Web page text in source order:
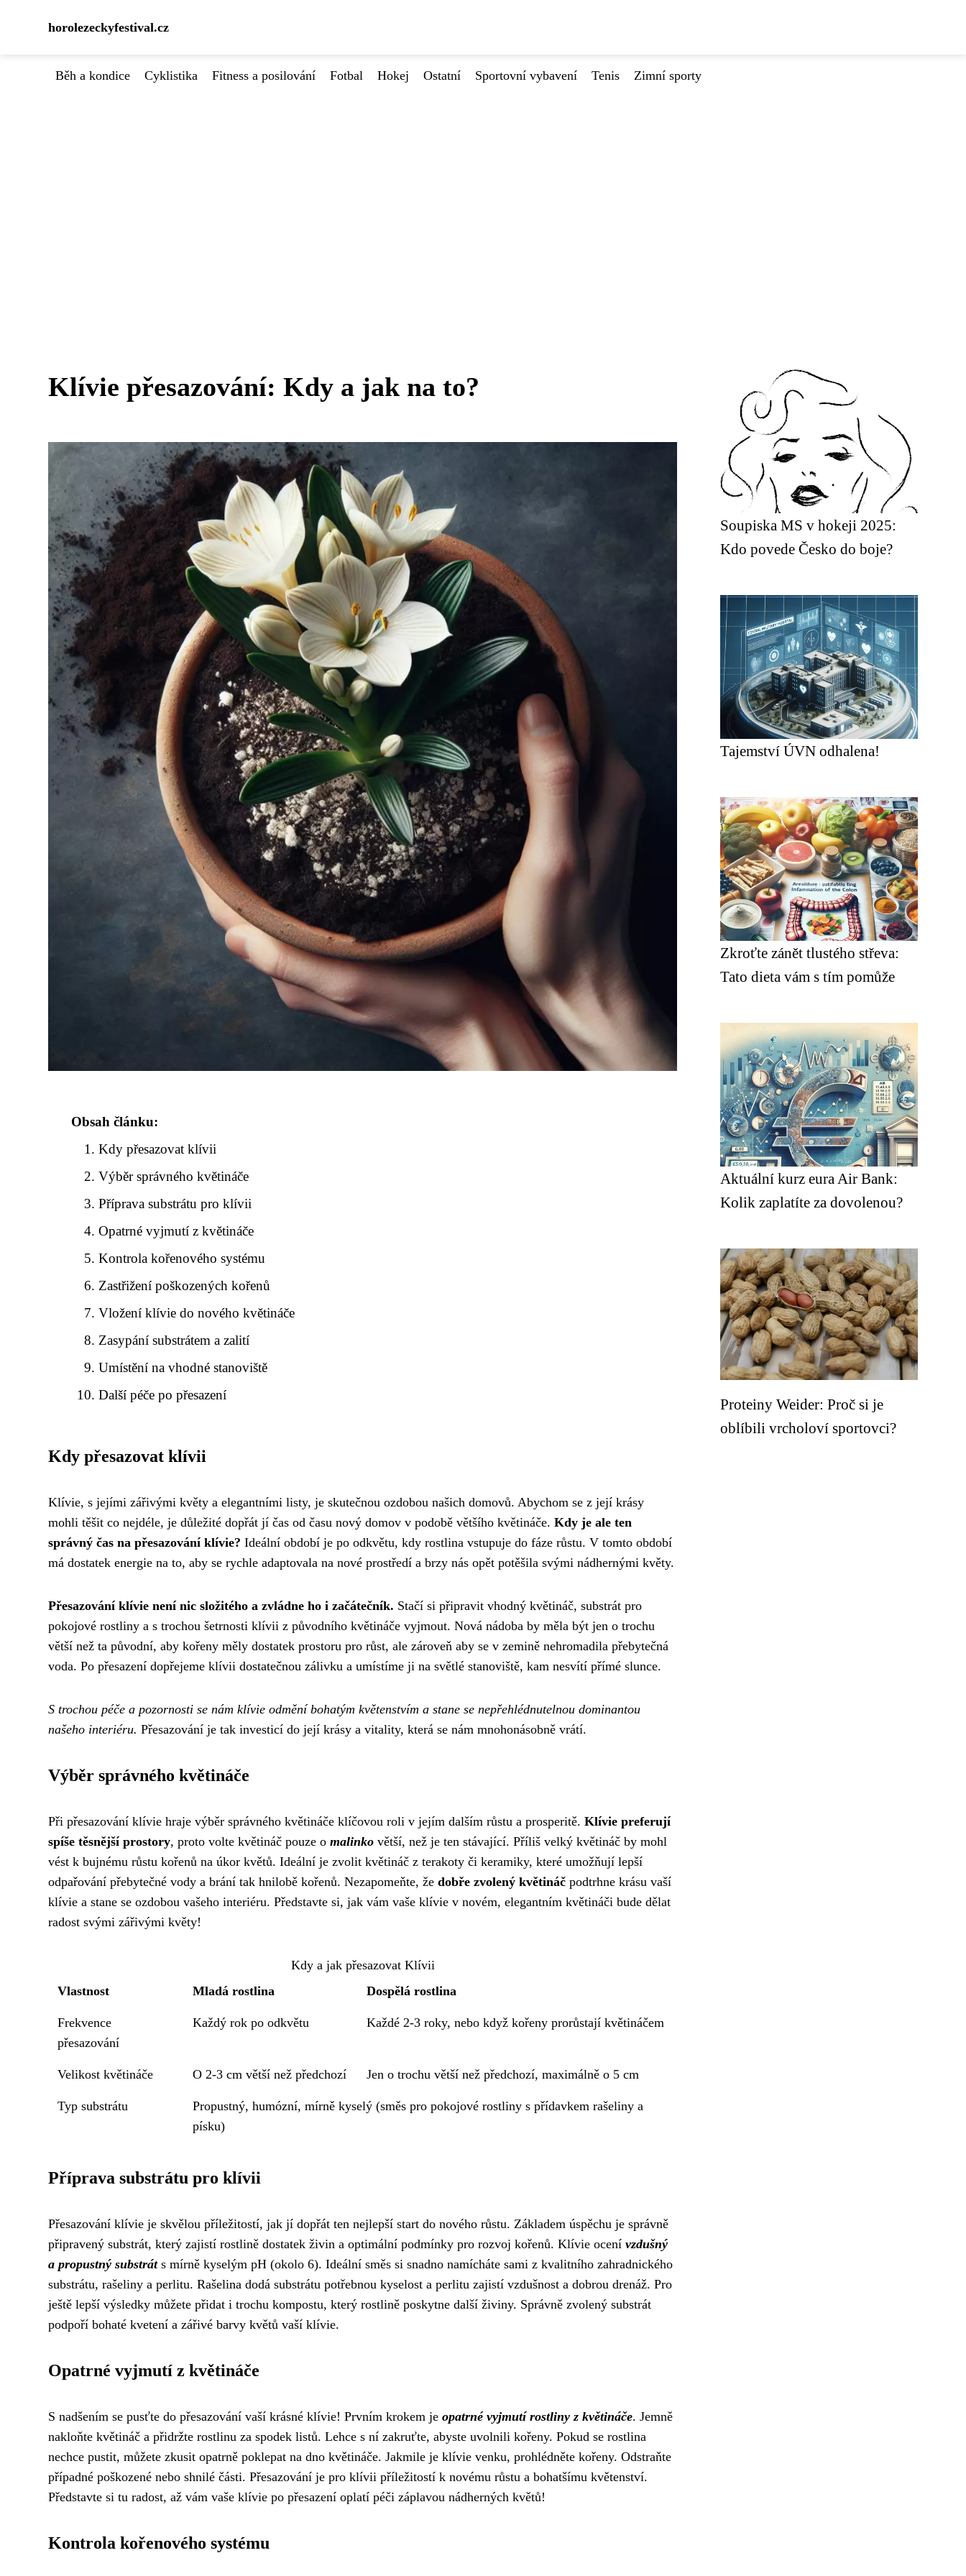
horolezeckyfestival.cz
Běh a kondice Cyklistika Fitness a posilování Fotbal Hokej Ostatní Sportovní vybavení Tenis Zimní sporty
Klívie přesazování: Kdy a jak na to?
Obsah článku:
Kdy přesazovat klívii
Výběr správného květináče
Příprava substrátu pro klívii
Opatrné vyjmutí z květináče
Kontrola kořenového systému
Zastřižení poškozených kořenů
Vložení klívie do nového květináče
Zasypání substrátem a zalití
Umístění na vhodné stanoviště
Další péče po přesazení
Kdy přesazovat klívii
Klívie, s jejími zářivými květy a elegantními listy, je skutečnou ozdobou našich domovů. Abychom se z její krásy
mohli těšit co nejdéle, je důležité dopřát jí čas od času nový domov v podobě většího květináče. Kdy je ale ten
správný čas na přesazování klívie? Ideální období je po odkvětu, kdy rostlina vstupuje do fáze růstu. V tomto období
má dostatek energie na to, aby se rychle adaptovala na nové prostředí a brzy nás opět potěšila svými nádhernými květy.
Přesazování klívie není nic složitého a zvládne ho i začátečník. Stačí si připravit vhodný květináč, substrát pro
pokojové rostliny a s trochou šetrnosti klívii z původního květináče vyjmout. Nová nádoba by měla být jen o trochu
větší než ta původní, aby kořeny měly dostatek prostoru pro růst, ale zároveň aby se v zemině nehromadila přebytečná
voda. Po přesazení dopřejeme klívii dostatečnou zálivku a umístíme ji na světlé stanoviště, kam nesvítí přímé slunce.
S trochou péče a pozornosti se nám klívie odmění bohatým květenstvím a stane se nepřehlédnutelnou dominantou
našeho interiéru. Přesazování je tak investicí do její krásy a vitality, která se nám mnohonásobně vrátí.
Výběr správného květináče
Při přesazování klívie hraje výběr správného květináče klíčovou roli v jejím dalším růstu a prosperitě. Klívie preferují
spíše těsnější prostory, proto volte květináč pouze o malinko větší, než je ten stávající. Příliš velký květináč by mohl
vést k bujnému růstu kořenů na úkor květů. Ideální je zvolit květináč z terakoty či keramiky, které umožňují lepší
odpařování přebytečné vody a brání tak hnilobě kořenů. Nezapomeňte, že dobře zvolený květináč podtrhne krásu vaší
klívie a stane se ozdobou vašeho interiéru. Představte si, jak vám vaše klívie v novém, elegantním květináči bude dělat
radost svými zářivými květy!
Kdy a jak přesazovat Klívii
Vlastnost
Mladá rostlina Dospělá rostlina
Frekvence
přesazování
Každý rok po odkvětu Každé 2-3 roky, nebo když kořeny prorůstají květináčem
Velikost květináče O 2-3 cm větší než předchozí Jen o trochu větší než předchozí, maximálně o 5 cm
Typ substrátu
Propustný, humózní, mírně kyselý (směs pro pokojové rostliny s přídavkem rašeliny a
písku)
Příprava substrátu pro klívii
Přesazování klívie je skvělou příležitostí, jak jí dopřát ten nejlepší start do nového růstu. Základem úspěchu je správně
připravený substrát, který zajistí rostlině dostatek živin a optimální podmínky pro rozvoj kořenů. Klívie ocení vzdušný
a propustný substráts mírně kyselým pH (okolo 6). Ideální směs si snadno namícháte sami z kvalitního zahradnického
substrátu, rašeliny a perlitu. Rašelina dodá substrátu potřebnou kyselost a perlitu zajistí vzdušnost a dobrou drenáž. Pro
ještě lepší výsledky můžete přidat i trochu kompostu, který rostlině poskytne další živiny. Správně zvolený substrát
podpoří bohaté kvetení a zářivé barvy květů vaší klívie.
Opatrné vyjmutí z květináče
S nadšením se pusťte do přesazování vaší krásné klívie! Prvním krokem je opatrné vyjmutí rostliny z květináče. Jemně
nakloňte květináč a přidržte rostlinu za spodek listů. Lehce s ní zakruťte, abyste uvolnili kořeny. Pokud se rostlina
nechce pustit, můžete zkusit opatrně poklepat na dno květináče. Jakmile je klívie venku, prohlédněte kořeny. Odstraňte
případné poškozené nebo shnilé části. Přesazování je pro klívii příležitostí k novému růstu a bohatšímu květenství.
Představte si tu radost, až vám vaše klívie po přesazení oplatí péči záplavou nádherných květů!
Kontrola kořenového systému
Soupiska MS v hokeji 2025:
Kdo povede Česko do boje?
Tajemství ÚVN odhalena!
Zkroťte zánět tlustého střeva:
Tato dieta vám s tím pomůže
Aktuální kurz eura Air Bank:
Kolik zaplatíte za dovolenou?
Proteiny Weider: Proč si je
oblíbili vrcholoví sportovci?